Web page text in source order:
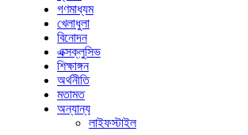
গণমাধ্যম
খেলাধুলা
বিনোদন
এক্সক্লুসিভ
শিক্ষাঙ্গন
অর্থনীতি
মতামত
অন্যান্য
লাইফস্টাইল